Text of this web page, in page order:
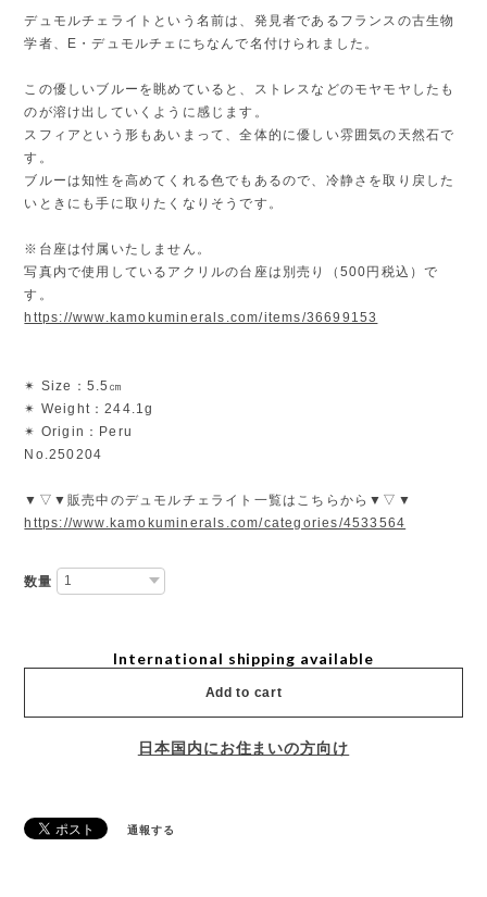
デュモルチェライトという名前は、発見者であるフランスの古生物
学者、E・デュモルチェにちなんで名付けられました。
この優しいブルーを眺めていると、ストレスなどのモヤモヤしたも
のが溶け出していくように感じます。
スフィアという形もあいまって、全体的に優しい雰囲気の天然石で
す。
ブルーは知性を高めてくれる色でもあるので、冷静さを取り戻した
いときにも手に取りたくなりそうです。
※台座は付属いたしません。
写真内で使用しているアクリルの台座は別売り（500円税込）で
す。
https://www.kamokuminerals.com/items/36699153
✴︎ Size：5.5㎝
✴︎ Weight：244.1g
✴︎ Origin：Peru
No.250204
▼▽▼販売中のデュモルチェライト一覧はこちらから▼▽▼
https://www.kamokuminerals.com/categories/4533564
数量
International shipping available
Add to cart
日本国内にお住まいの方向け
通報する